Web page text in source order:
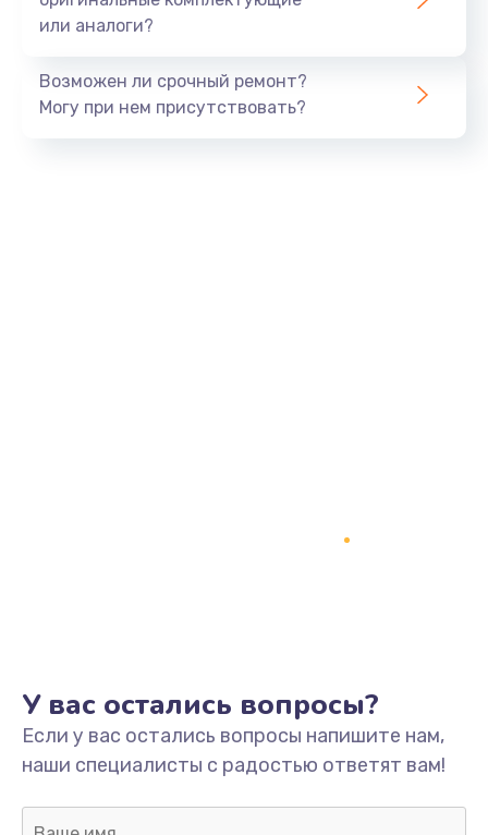
или аналоги?
Возможен ли срочный ремонт?
Могу при нем присутствовать?
У вас остались вопросы?
Если у вас остались вопросы напишите нам,
наши специалисты с радостью ответят вам!